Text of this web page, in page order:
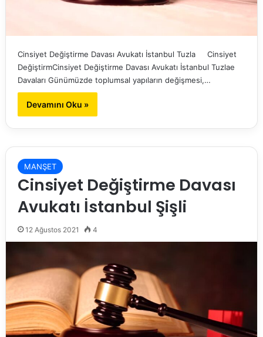
Cinsiyet Değiştirme Davası Avukatı İstanbul Tuzla Cinsiyet
DeğiştirmCinsiyet Değiştirme Davası Avukatı İstanbul Tuzlae
Davaları Günümüzde toplumsal yapıların değişmesi,…
Devamını Oku »
MANŞET
Cinsiyet Değiştirme Davası
Avukatı İstanbul Şişli
12 Ağustos 2021 4